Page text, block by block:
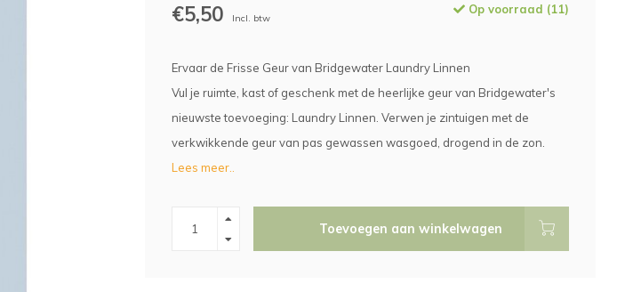
€5,50 Incl. btw
Op voorraad (11)
Ervaar de Frisse Geur van Bridgewater Laundry Linnen
Vul je ruimte, kast of geschenk met de heerlijke geur van Bridgewater's
nieuwste toevoeging: Laundry Linnen. Verwen je zintuigen met de
verkwikkende geur van pas gewassen wasgoed, drogend in de zon.
Lees meer..
Toevoegen aan winkelwagen